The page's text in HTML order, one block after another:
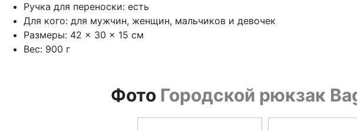
Ручка для переноски: есть
Для кого: для мужчин, женщин, мальчиков и девочек
Размеры: 42 × 30 × 15 см
Вес: 900 г
Фото Городской рюкзак